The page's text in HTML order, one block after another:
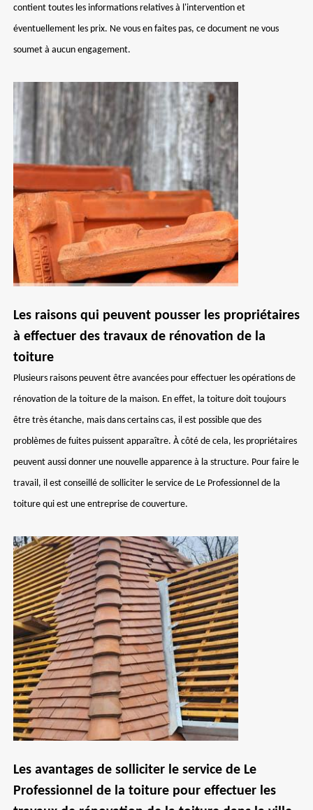
contient toutes les informations relatives à l'intervention et
éventuellement les prix. Ne vous en faites pas, ce document ne vous
soumet à aucun engagement.
Les raisons qui peuvent pousser les propriétaires
à effectuer des travaux de rénovation de la
toiture
Plusieurs raisons peuvent être avancées pour effectuer les opérations de
rénovation de la toiture de la maison. En effet, la toiture doit toujours
être très étanche, mais dans certains cas, il est possible que des
problèmes de fuites puissent apparaître. À côté de cela, les propriétaires
peuvent aussi donner une nouvelle apparence à la structure. Pour faire le
travail, il est conseillé de solliciter le service de Le Professionnel de la
toiture qui est une entreprise de couverture.
Les avantages de solliciter le service de Le
Professionnel de la toiture pour effectuer les